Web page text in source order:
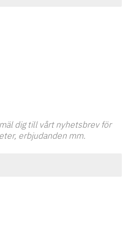
dig till vårt nyhetsbrev för
erbjudanden mm.